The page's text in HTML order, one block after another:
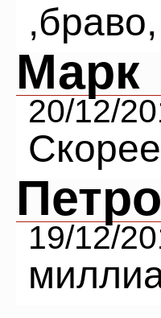
Марк
20/12/
19/12/